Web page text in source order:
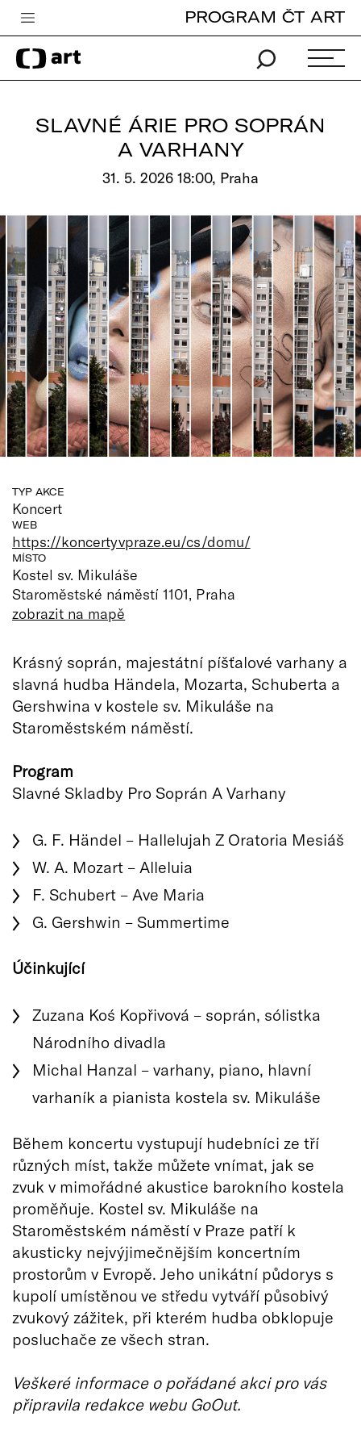
Česká televize
Zpravodajství
Vše o ČT
PROGRAM ČT ART
SLAVNÉ ÁRIE PRO SOPRÁN
A VARHANY
31. 5. 2026 18:00, Praha
TYP AKCE
Koncert
WEB
https://koncertyvpraze.eu/cs/domu/
MÍSTO
Kostel sv. Mikuláše
Staroměstské náměstí 1101, Praha
zobrazit na mapě
Krásný soprán, majestátní píšťalové varhany a
slavná hudba Händela, Mozarta, Schuberta a
Gershwina v kostele sv. Mikuláše na
Staroměstském náměstí.
Program
Slavné Skladby Pro Soprán A Varhany
G. F. Händel – Hallelujah Z Oratoria Mesiáš
W. A. Mozart – Alleluia
F. Schubert – Ave Maria
G. Gershwin – Summertime
Účinkující
Zuzana Koś Kopřivová – soprán, sólistka
Národního divadla
Michal Hanzal – varhany, piano, hlavní
varhaník a pianista kostela sv. Mikuláše
Během koncertu vystupují hudebníci ze tří
různých míst, takže můžete vnímat, jak se
zvuk v mimořádné akustice barokního kostela
proměňuje. Kostel sv. Mikuláše na
Staroměstském náměstí v Praze patří k
akusticky nejvýjimečnějším koncertním
prostorům v Evropě. Jeho unikátní půdorys s
kupolí umístěnou ve středu vytváří působivý
zvukový zážitek, při kterém hudba obklopuje
posluchače ze všech stran.
Veškeré informace o pořádané akci pro vás
připravila redakce webu GoOut.